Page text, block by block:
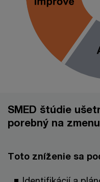
SMED štúdie
porebný na
Toto zníženie sa